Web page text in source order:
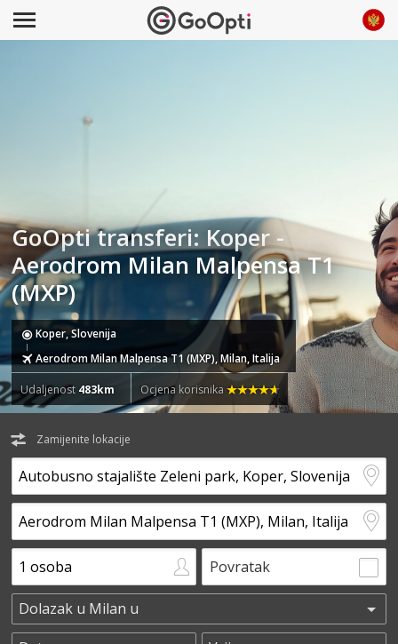
GoOpti transferi: Koper -
Aerodrom Milan Malpensa T1
(MXP)
Koper, Slovenija
Aerodrom Milan Malpensa T1 (MXP), Milan, Italija
Udaljenost 483km Ocjena korisnika
Zamijenite lokacije
Povratak